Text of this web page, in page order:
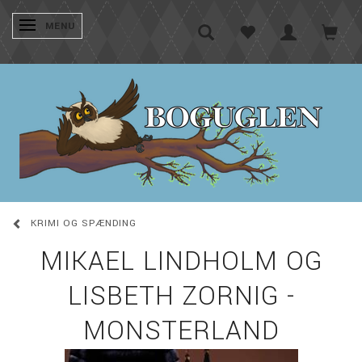
SKIFTE NAVIGATION
MENU
KRIMI OG SPÆNDING
MIKAEL LINDHOLM OG
LISBETH ZORNIG -
MONSTERLAND